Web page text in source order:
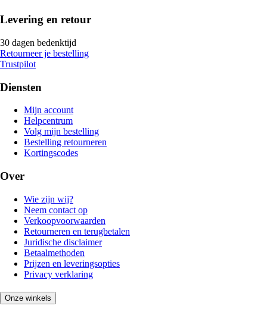
Levering en retour
30 dagen bedenktijd
Retourneer je bestelling
Trustpilot
Diensten
Mijn account
Helpcentrum
Volg mijn bestelling
Bestelling retourneren
Kortingscodes
Over
Wie zijn wij?
Neem contact op
Verkoopvoorwaarden
Retourneren en terugbetalen
Juridische disclaimer
Betaalmethoden
Prijzen en leveringsopties
Privacy verklaring
Onze winkels